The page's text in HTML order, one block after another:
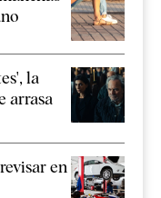
la
arrasa
en